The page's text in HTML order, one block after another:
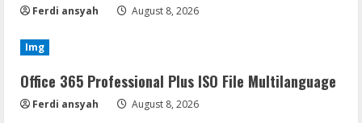
Ferdi ansyah August 8, 2026
Img
Office 365 Professional Plus ISO File Multilanguage
Ferdi ansyah August 8, 2026